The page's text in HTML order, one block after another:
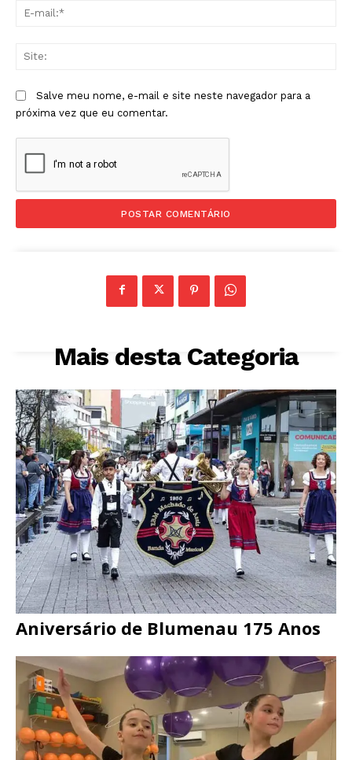
Salve meu nome, e-mail e site neste navegador para a
próxima vez que eu comentar.
Mais desta Categoria
Aniversário de Blumenau 175 Anos